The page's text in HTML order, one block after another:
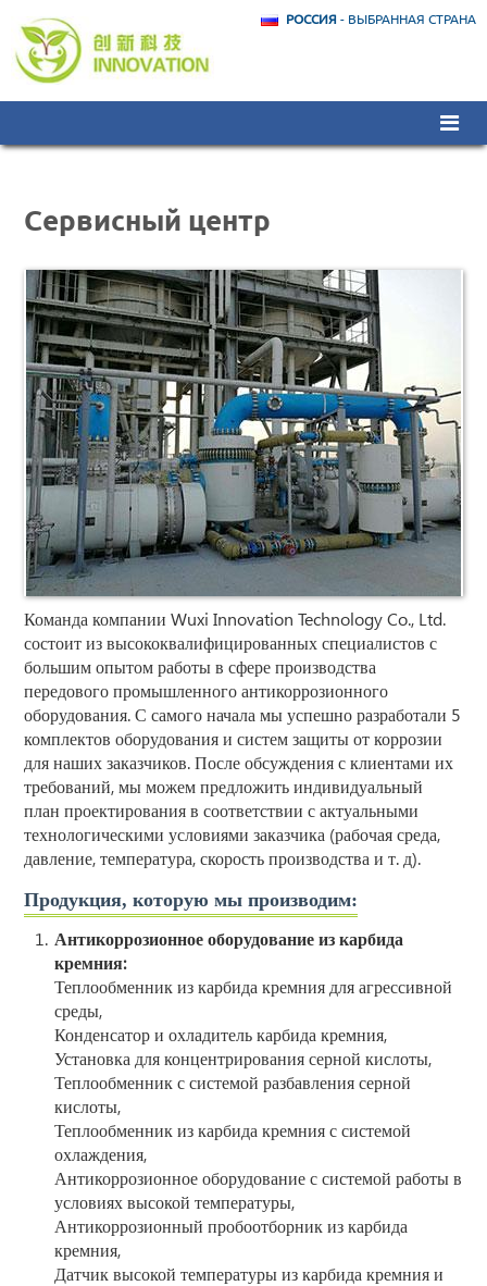
РОССИЯ - ВЫБРАННАЯ СТРАНА
Сервисный центр
Команда компании Wuxi Innovation Technology Co., Ltd.
состоит из высококвалифицированных специалистов с
большим опытом работы в сфере производства
передового промышленного антикоррозионного
оборудования. С самого начала мы успешно разработали 5
комплектов оборудования и систем защиты от коррозии
для наших заказчиков. После обсуждения с клиентами их
требований, мы можем предложить индивидуальный
план проектирования в соответствии с актуальными
технологическими условиями заказчика (рабочая среда,
давление, температура, скорость производства и т. д).
Продукция, которую мы производим:
Антикоррозионное оборудование из карбида
кремния:
Теплообменник из карбида кремния для агрессивной
среды,
Конденсатор и охладитель карбида кремния,
Установка для концентрирования серной кислоты,
Теплообменник с системой разбавления серной
кислоты,
Теплообменник из карбида кремния с системой
охлаждения,
Антикоррозионное оборудование с системой работы в
условиях высокой температуры,
Антикоррозионный пробоотборник из карбида
кремния,
Датчик высокой температуры из карбида кремния и